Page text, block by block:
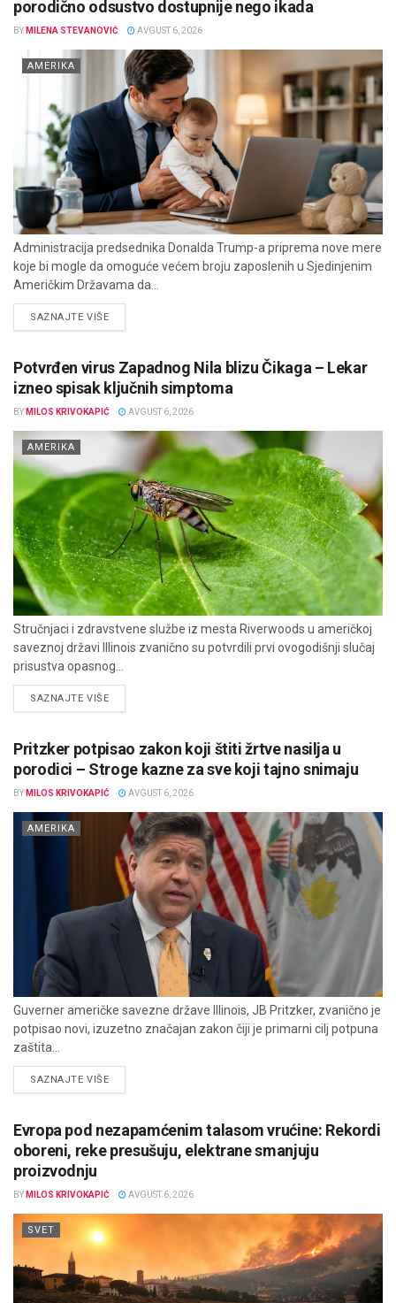
porodično odsustvo dostupnije nego ikada
BY MILENA STEVANOVIĆ AVGUST 6, 2026
AMERIKA
Administracija predsednika Donalda Trump-a priprema nove mere
koje bi mogle da omoguće većem broju zaposlenih u Sjedinjenim
Američkim Državama da...
SAZNAJTE VIŠEDETAILS
Potvrđen virus Zapadnog Nila blizu Čikaga – Lekar
izneo spisak ključnih simptoma
BY MILOS KRIVOKAPIĆ AVGUST 6, 2026
AMERIKA
Stručnjaci i zdravstvene službe iz mesta Riverwoods u američkoj
saveznoj državi Illinois zvanično su potvrdili prvi ovogodišnji slučaj
prisustva opasnog...
SAZNAJTE VIŠEDETAILS
Pritzker potpisao zakon koji štiti žrtve nasilja u
porodici – Stroge kazne za sve koji tajno snimaju
BY MILOS KRIVOKAPIĆ AVGUST 6, 2026
AMERIKA
Guverner američke savezne države Illinois, JB Pritzker, zvanično je
potpisao novi, izuzetno značajan zakon čiji je primarni cilj potpuna
zaštita...
SAZNAJTE VIŠEDETAILS
Evropa pod nezapamćenim talasom vrućine: Rekordi
oboreni, reke presušuju, elektrane smanjuju
proizvodnju
BY MILOS KRIVOKAPIĆ AVGUST 6, 2026
SVET